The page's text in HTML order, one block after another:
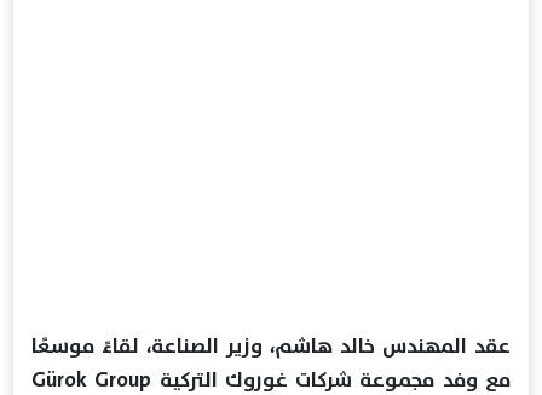
عقد المهندس خالد هاشم، وزير الصناعة، لقاءً موسعًا
مع وفد مجموعة شركات غوروك التركية Gürok Group